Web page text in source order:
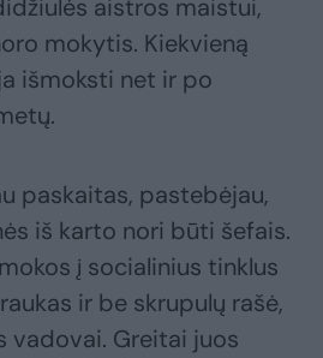
aistros maistui,
mokytis. Kiekvieną
išmoksti net ir po
paskaitas, pastebėjau,
iš karto nori būti šefais.
į socialinius tinklus
ir be skrupulų rašė,
vadovai. Greitai juos